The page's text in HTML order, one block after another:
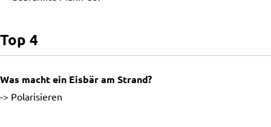
Top 4
Was macht ein Eisbär am Strand?
-> Polarisieren